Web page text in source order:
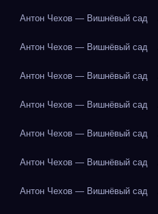
Антон Чехов — Вишнёвый сад
Антон Чехов — Вишнёвый сад
Антон Чехов — Вишнёвый сад
Антон Чехов — Вишнёвый сад
Антон Чехов — Вишнёвый сад
Антон Чехов — Вишнёвый сад
Антон Чехов — Вишнёвый сад